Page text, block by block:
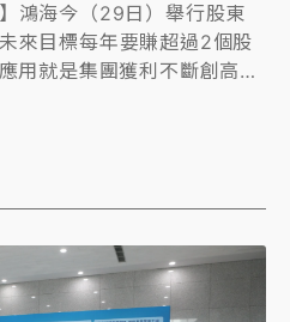
鴻海今（29日）舉行股東
來目標每年要賺超過2個股
用就是集團獲利不斷創高的